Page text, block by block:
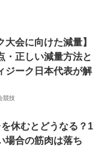
大会に向けた減量】
・正しい減量方法と
ジーク日本代表が解
競技
休むとどうなる？1
場合の筋肉は落ち